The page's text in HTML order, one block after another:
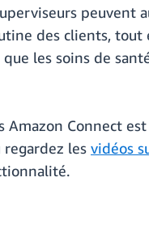
peuvent
des clients, tout
les soins de
Amazon Connect
regardez les vidéos